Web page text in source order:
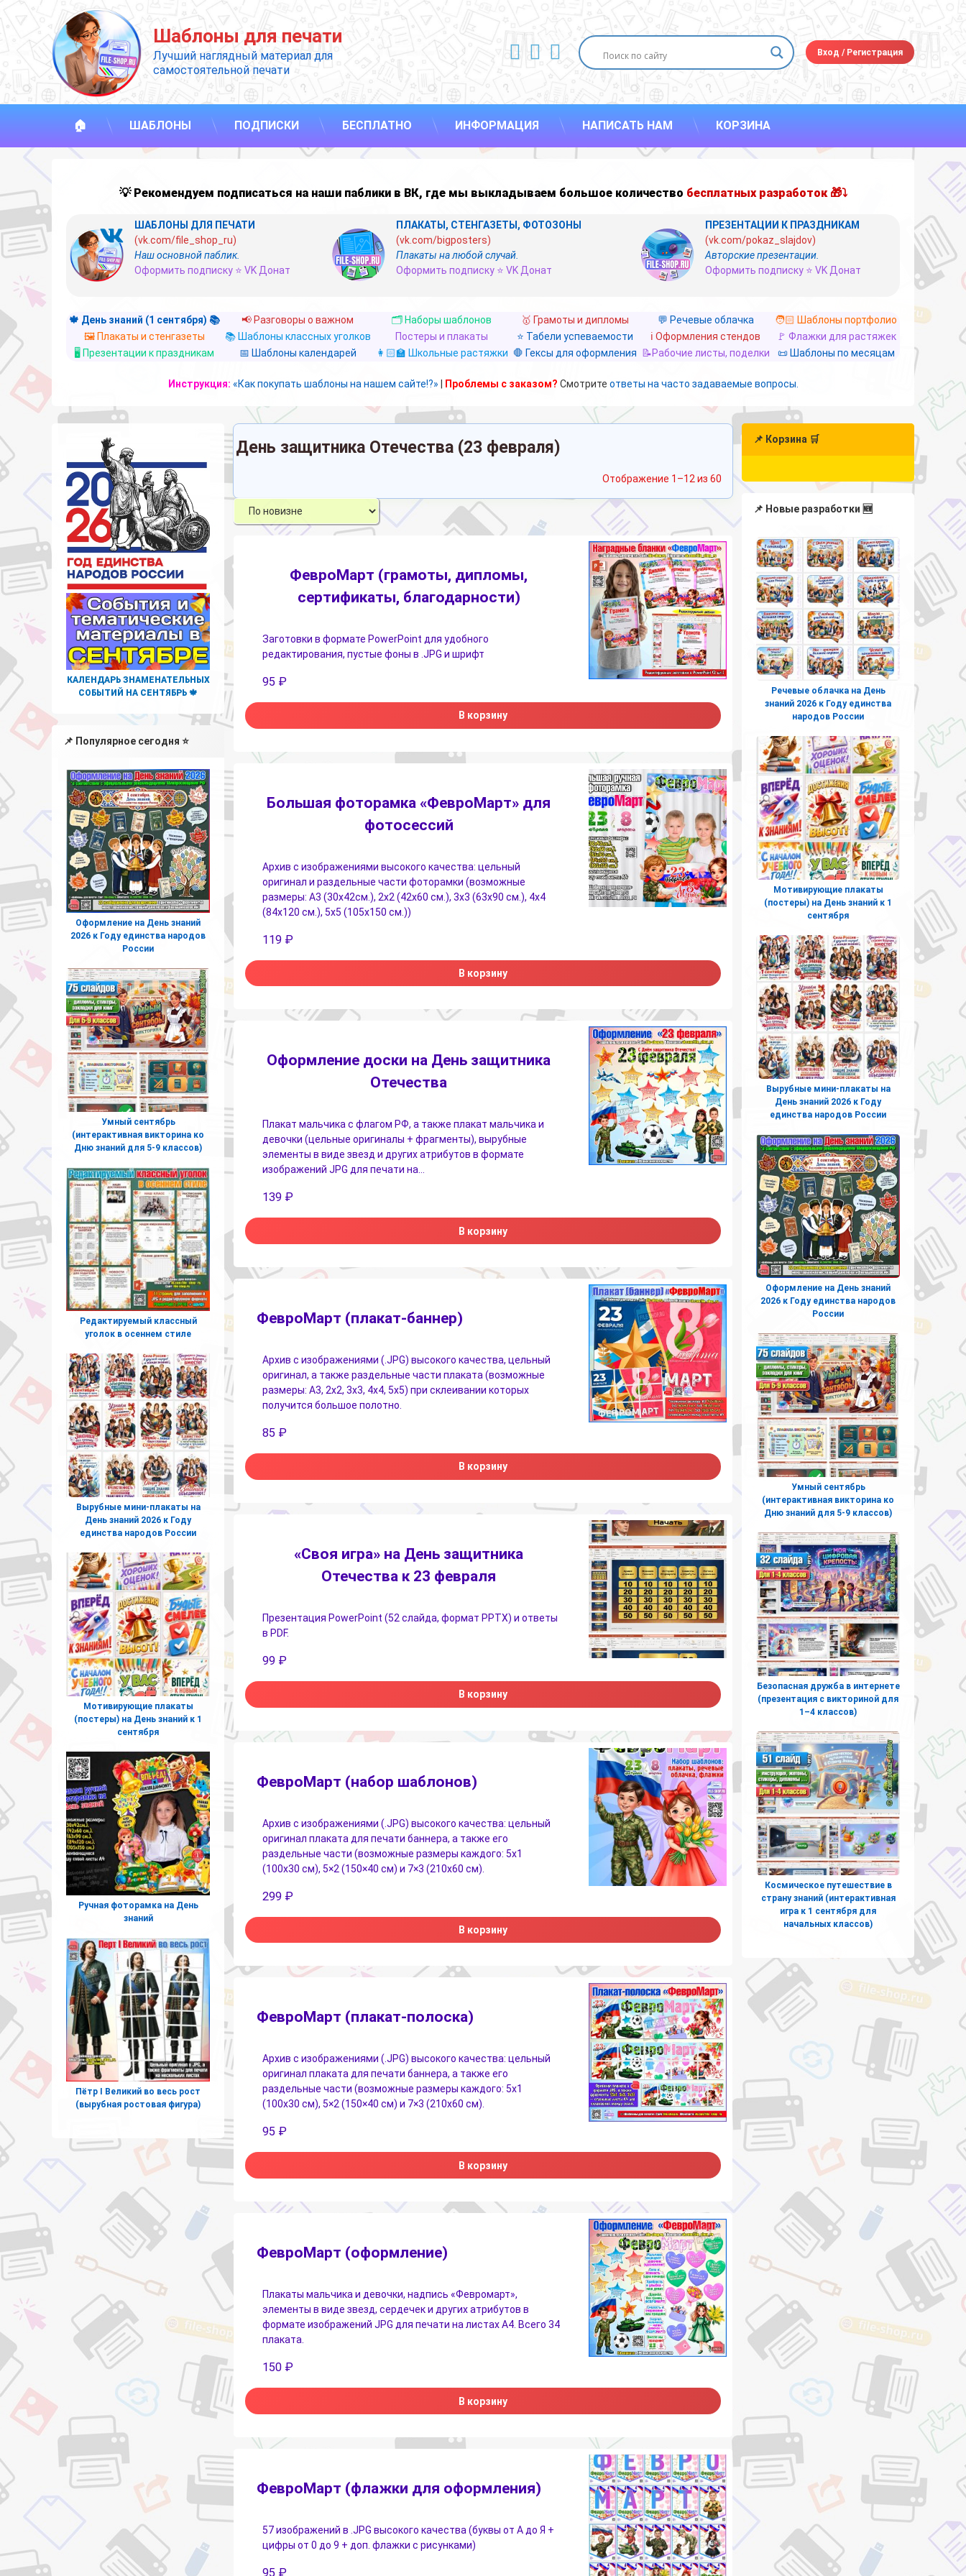
Перейти
к
содержимому
Шаблоны для печати
Лучший наглядный материал для
самостоятельной печати
ВКонтакте
YouTube
E-mail Вход /Регистрация
🏠 ШАБЛОНЫ ПОДПИСКИ БЕСПЛАТНО ИНФОРМАЦИЯ НАПИСАТЬ НАМ КОРЗИНА
💡 Рекомендуем подписаться на наши паблики в ВК, где мы выкладываем большое количество бесплатных разработок 🎁⤵
ШАБЛОНЫ ДЛЯ ПЕЧАТИ
(vk.com/file_shop_ru)
Наш основной паблик.
Оформить подписку ⭐ VK Донат
ПЛАКАТЫ, СТЕНГАЗЕТЫ, ФОТОЗОНЫ
(vk.com/bigposters)
Плакаты на любой случай.
Оформить подписку ⭐ VK Донат
ПРЕЗЕНТАЦИИ К ПРАЗДНИКАМ
(vk.com/pokaz_slajdov)
Авторские презентации.
Оформить подписку ⭐ VK Донат
🍁 День знаний (1 сентября) 📚 📢 Разговоры о важном 🗂️ Наборы шаблонов 🥇 Грамоты и дипломы 💬 Речевые облачка
🧑🏻 Шаблоны портфолио
🖼️ Плакаты и стенгазеты
📚 Шаблоны классных уголков Постеры и плакаты ⭐ Табели успеваемости ℹ️ Оформления стендов
🚩 Флажки для растяжек
🖥️ Презентации к праздникам
📅 Шаблоны календарей 👩🏻‍🏫 Школьные растяжки 🛑 Гексы для оформления 📝Рабочие листы, поделки 📜 Шаблоны по месяцам
Инструкция: «Как покупать шаблоны на нашем сайте!?» Проблемы с заказом? Смотрите ответы на часто задаваемые вопросы.
День защитника Отечества (23 февраля)
Отображение 1–12 из 60 Сортировка:
самые
недавние
ФевроМарт (грамоты, дипломы,
сертификаты, благодарности)
Заготовки в формате PowerPoint для удобного
редактирования, пустые фоны в .JPG и шрифт
95 ₽
В корзину
Большая фоторамка «ФевроМарт» для
фотосессий
Архив с изображениями высокого качества: цельный
оригинал и раздельные части фоторамки (возможные
размеры: А3 (30х42см.), 2х2 (42х60 см.), 3х3 (63х90 см.), 4х4
(84х120 см.), 5х5 (105х150 см.))
119 ₽
В корзину
Оформление доски на День защитника
Отечества
Плакат мальчика с флагом РФ, а также плакат мальчика и
девочки (цельные оригиналы + фрагменты), вырубные
элементы в виде звезд и других атрибутов в формате
изображений JPG для печати на…
139 ₽
В корзину
ФевроМарт (плакат-баннер)
Архив с изображениями (.JPG) высокого качества, цельный
оригинал, а также раздельные части плаката (возможные
размеры: А3, 2х2, 3х3, 4х4, 5х5) при склеивании которых
получится большое полотно.
85 ₽
В корзину
«Своя игра» на День защитника
Отечества к 23 февраля
Презентация PowerPoint (52 слайда, формат PPTX) и ответы
в PDF.
99 ₽
В корзину
ФевроМарт (набор шаблонов)
Архив с изображениями (.JPG) высокого качества: цельный
оригинал плаката для печати баннера, а также его
раздельные части (возможные размеры каждого: 5х1
(100х30 см), 5×2 (150×40 см) и 7×3 (210х60 см).
299 ₽
В корзину
ФевроМарт (плакат-полоска)
Архив с изображениями (.JPG) высокого качества: цельный
оригинал плаката для печати баннера, а также его
раздельные части (возможные размеры каждого: 5х1
(100х30 см), 5×2 (150×40 см) и 7×3 (210х60 см).
95 ₽
В корзину
ФевроМарт (оформление)
Плакаты мальчика и девочки, надпись «Февромарт»,
элементы в виде звезд, сердечек и других атрибутов в
формате изображений JPG для печати на листах A4. Всего 34
плаката.
150 ₽
В корзину
ФевроМарт (флажки для оформления)
57 изображений в .JPG высокого качества (буквы от А до Я +
цифры от 0 до 9 + доп. флажки с рисунками)
95 ₽
КАЛЕНДАРЬ ЗНАМЕНАТЕЛЬНЫХ
СОБЫТИЙ НА СЕНТЯБРЬ 🍁
📌 Популярное сегодня ⭐
Оформление на День знаний
2026 к Году единства народов
России
Умный сентябрь
(интерактивная викторина ко
Дню знаний для 5-9 классов)
Редактируемый классный
уголок в осеннем стиле
Вырубные мини-плакаты на
День знаний 2026 к Году
единства народов России
Мотивирующие плакаты
(постеры) на День знаний к 1
сентября
Ручная фоторамка на День
знаний
Пётр I Великий во весь рост
(вырубная ростовая фигура)
📌 Корзина 🛒
📌 Новые разработки 🆕
Речевые облачка на День
знаний 2026 к Году единства
народов России
Мотивирующие плакаты
(постеры) на День знаний к 1
сентября
Вырубные мини-плакаты на
День знаний 2026 к Году
единства народов России
Оформление на День знаний
2026 к Году единства народов
России
Умный сентябрь
(интерактивная викторина ко
Дню знаний для 5-9 классов)
Безопасная дружба в интернете
(презентация с викториной для
1–4 классов)
Космическое путешествие в
страну знаний (интерактивная
игра к 1 сентября для
начальных классов)